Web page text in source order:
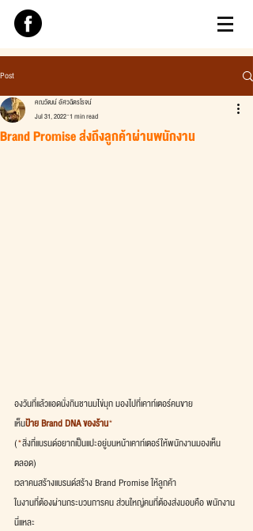
Post
Brand Promise ส่งถึงลูกค้าผ่านพนักงาน
คณวัฒน์ อัศวฉัตรโรจน์
Jul 31, 2022 1 min read
องวันที่แล้วแอดนั่งกินชานมไข่มุก มองไปที่เคาท์เตอร์คนขาย
เห็นป้าย Brand DNA ของร้าน*
(*สิ่งที่แบรนด์อยากเป็นแปะอยู่บนหน้าเคาท์เตอร์ให้พนักงานมองเห็น
ตลอด)
เวลาคนสร้างแบรนด์สร้าง Brand Promise ให้ลูกค้า
ในงานที่ต้องผ่านกระบวนการคน ส่วนใหญ่คนที่ต้องส่งมอบคือ พนักงาน
นี่แหละ